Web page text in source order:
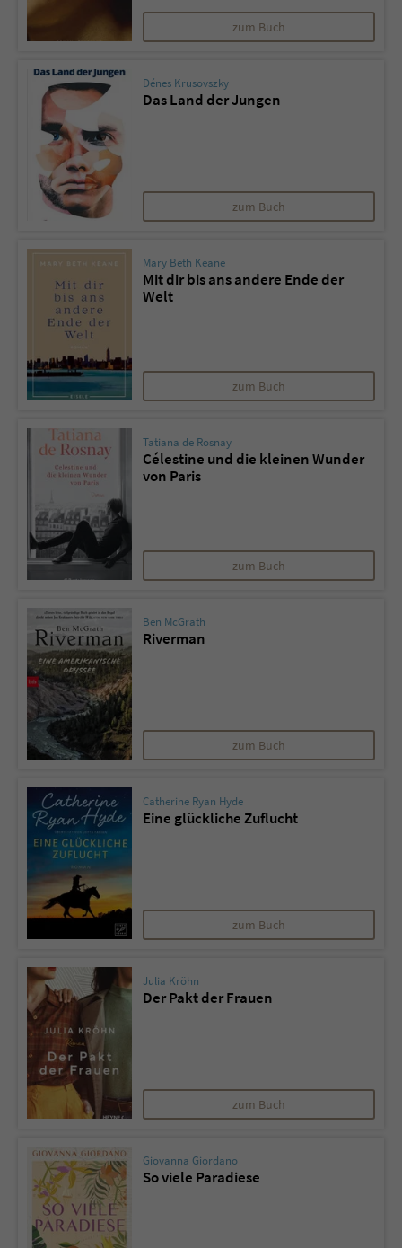
zum Buch
Dénes Krusovszky
Das Land der Jungen
zum Buch
Mary Beth Keane
Mit dir bis ans andere Ende der
Welt
zum Buch
Tatiana de Rosnay
Célestine und die kleinen Wunder
von Paris
zum Buch
Ben McGrath
Riverman
zum Buch
Catherine Ryan Hyde
Eine glückliche Zuflucht
zum Buch
Julia Kröhn
Der Pakt der Frauen
zum Buch
Giovanna Giordano
So viele Paradiese
Name tx_pwcomments_ahash
Anbieter Literatur-Couch Medien GmbH & Co. KG
Laufzeit
Zweck
Name fe_typo_user
Anbieter Literatur-Couch Medien GmbH & Co. KG
Laufzeit Session
Zweck
Kommunikation der Webseite mit dem
Benutzer. Es wird benötigt um z. B. den
Sicherheitscode des Kontaktformulars zu
überprüfen.